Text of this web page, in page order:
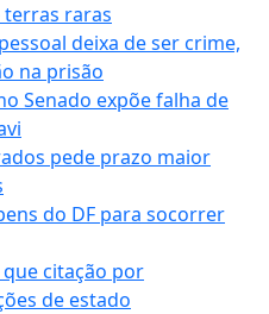
raras
deixa de ser crime,
na prisão
Senado expõe falha de
pede prazo maior
do DF para socorrer
citação por
de estado